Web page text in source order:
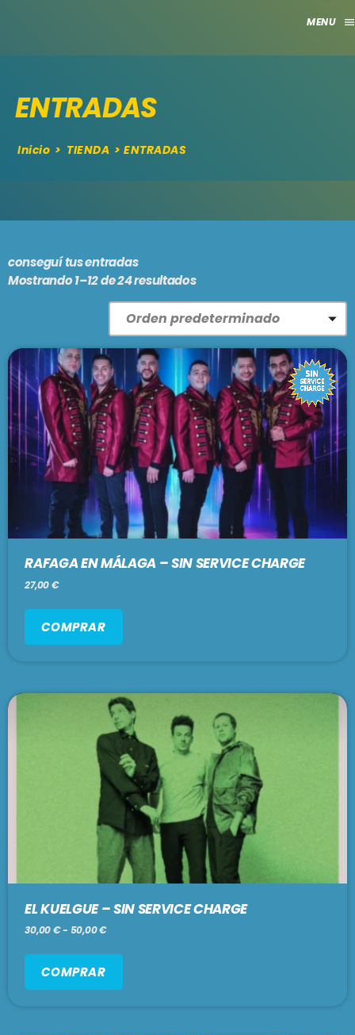
HOME
CLUB
TV
GRILLA
MÁLAGA
BARCELONA
MALLORCA
PODCASTS
TIENDA
EN VIVO AHORA!
GRACIAS TOTALES
9:00 am - 12:00 pm
SE VIENE . . .
12:00 pm - 2:00 pm
PARAISO SOCIAL CLUB
2:00 pm - 5:00 pm
ENTRADAS
Inicio > TIENDA > ENTRADAS
conseguí tus entradas
Mostrando 1–12 de 24 resultados
RAFAGA EN MÁLAGA – SIN SERVICE CHARGE
27,00€
COMPRAR
EL KUELGUE – SIN SERVICE CHARGE
30,00€- 50,00€
COMPRAR